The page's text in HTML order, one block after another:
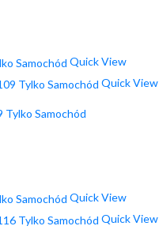
Quick View
Quick View
Tylko Samochód
Quick View
Quick View